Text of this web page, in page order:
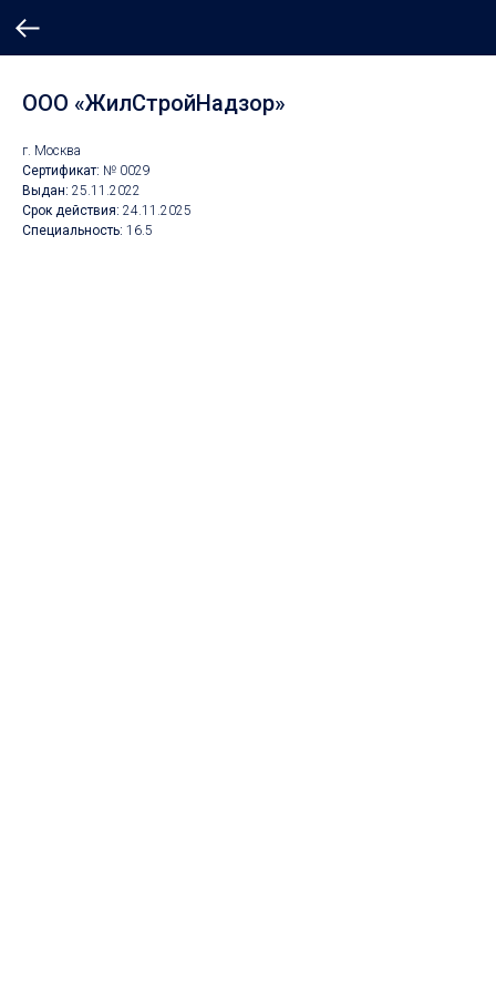
ООО «ЖилСтройНадзор»
г. Москва
Сертификат: № 0029
Выдан: 25.11.2022
Срок действия: 24.11.2025
Специальность: 16.5